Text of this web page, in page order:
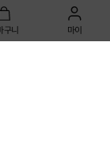
구니 마이
이
동